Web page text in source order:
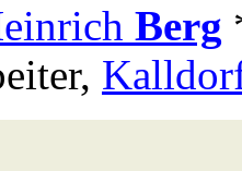
Berg